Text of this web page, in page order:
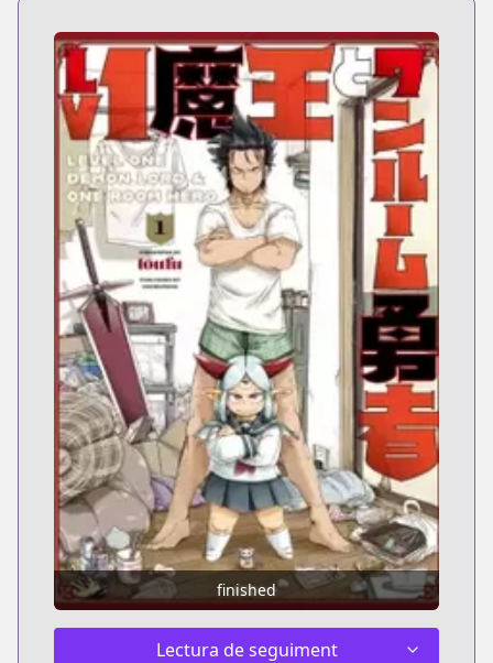
finished
Lectura de seguiment